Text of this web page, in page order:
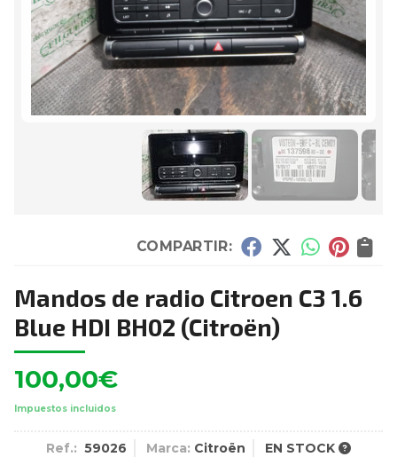
COMPARTIR:
Mandos de radio Citroen C3 1.6
Blue HDI BH02 (Citroën)
100,00€
Impuestos incluidos
Ref.: 59026 Marca: Citroën EN STOCK